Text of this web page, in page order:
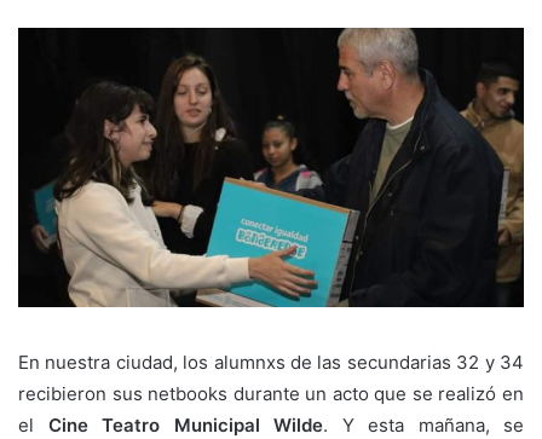
En nuestra ciudad, los alumnxs de las secundarias 32 y 34
recibieron sus netbooks durante un acto que se realizó en
el Cine Teatro Municipal Wilde. Y esta mañana, se